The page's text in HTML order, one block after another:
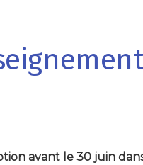
avant le 30 juin